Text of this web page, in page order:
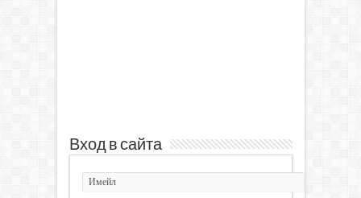
Вход в сайта